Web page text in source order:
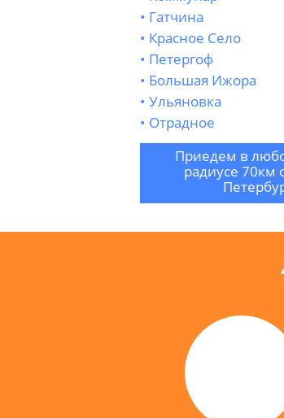
Гатчина
Красное Село
Петергоф
Большая Ижора
Ульяновка
Отрадное
Приедем в
радиусе 70км